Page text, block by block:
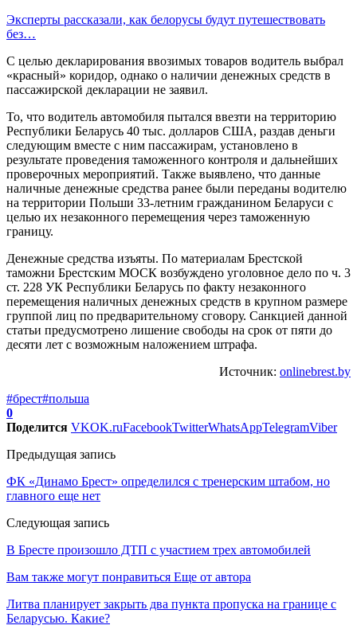
Эксперты рассказали, как белорусы будут путешествовать
без…
С целью декларирования ввозимых товаров водитель выбрал
«красный» коридор, однако о наличии денежных средств в
пассажирской декларации не заявил.
То, что водитель автомобиля пытался ввезти на территорию
Республики Беларусь 40 тыс. долларов США, раздав деньги
следующим вместе с ним пассажирам, установлено в
результате проведения таможенного контроля и дальнейших
проверочных мероприятий. Также выявлено, что данные
наличные денежные средства ранее были переданы водителю
на территории Польши 33-летним гражданином Беларуси с
целью их незаконного перемещения через таможенную
границу.
Денежные средства изъяты. По материалам Брестской
таможни Брестским МОСК возбуждено уголовное дело по ч. 3
ст. 228 УК Республики Беларусь по факту незаконного
перемещения наличных денежных средств в крупном размере
группой лиц по предварительному сговору. Санкцией данной
статьи предусмотрено лишение свободы на срок от пяти до
десяти лет с возможным наложением штрафа.
Источник: onlinebrest.by
#брест#польша
0
Поделится VKOK.ruFacebookTwitterWhatsAppTelegramViber
Предыдущая запись
ФК «Динамо Брест» определился с тренерским штабом, но
главного еще нет
Следующая запись
В Бресте произошло ДТП с участием трех автомобилей
Вам также могут понравиться Еще от автора
Литва планирует закрыть два пункта пропуска на границе с
Беларусью. Какие?